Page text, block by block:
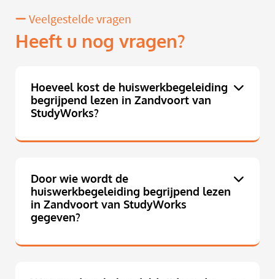
Veelgestelde vragen
Heeft u nog vragen?
Hoeveel kost de huiswerkbegeleiding
begrijpend lezen in Zandvoort van
StudyWorks?
Door wie wordt de
huiswerkbegeleiding begrijpend lezen
in Zandvoort van StudyWorks
gegeven?